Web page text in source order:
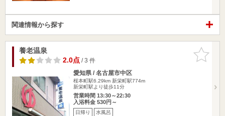
関連情報から探す
お気に入
りに追加
養老温泉
2.0点/ 3 件
愛知県 / 名古屋市中区
桜本町駅6.29km 新栄町駅774m
新栄町駅より徒歩11分
営業時間 13:30～22:30
入浴料金 530円～
日帰り 水風呂